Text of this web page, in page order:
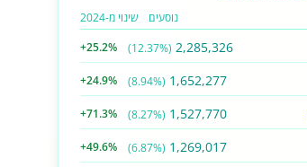
נוסעים שינוי מ-2024
2,285,326
(12.37%)
+25.2%
1,652,277
(8.94%)
+24.9%
1,527,770
(8.27%)
+71.3%
1,269,017
(6.87%)
+49.6%